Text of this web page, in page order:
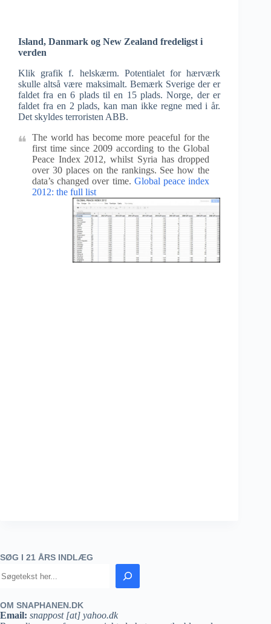
Island, Danmark og New Zealand fredeligst i
verden
Klik grafik f. helskærm. Potentialet for hærværk
skulle altså være maksimalt. Bemærk Sverige der er
faldet fra en 6 plads til en 15 plads. Norge, der er
faldet fra en 2 plads, kan man ikke regne med i år.
Det skyldes terroristen ABB.
The world has become more peaceful for the
first time since 2009 according to the Global
Peace Index 2012, whilst Syria has dropped
over 30 places on the rankings. See how the
data’s changed over time. Global peace index
2012: the full list
SØG I 21 ÅRS INDLÆG
OM SNAPHANEN.DK
Email: snappost [at] yahoo.dk